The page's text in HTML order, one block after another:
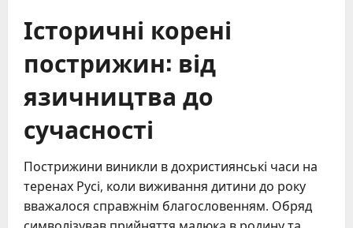
Історичні корені
пострижин: від
язичництва до
сучасності
Пострижини виникли в дохристиянські часи на
теренах Русі, коли виживання дитини до року
вважалося справжнім благословенням. Обряд